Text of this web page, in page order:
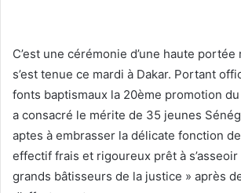
C’est une cérémonie d’une haute
s’est tenue ce mardi à Dakar. Portant
fonts baptismaux la 20ème promotion du
a consacré le mérite de 35 jeunes
aptes à embrasser la délicate fonction
effectif frais et rigoureux prêt à s’asseoir
grands bâtisseurs de la justice » après